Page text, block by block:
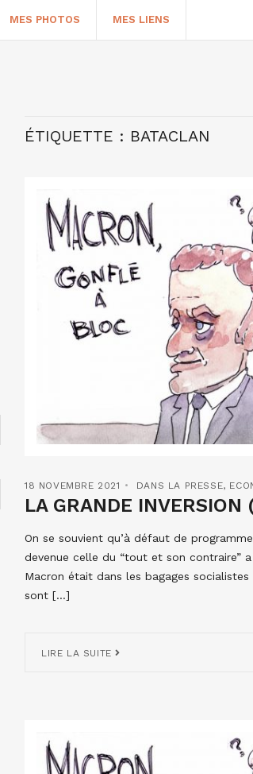
MES PHOTOS MES LIENS
ÉTIQUETTE : BATACLAN
18 NOVEMBRE 2021 DANS LA PRESSE,
LA GRANDE INVERSION
On se souvient qu’à défaut de
devenue celle du “tout et son contraire”
Macron était dans les bagages
sont […]
LIRE LA SUITE